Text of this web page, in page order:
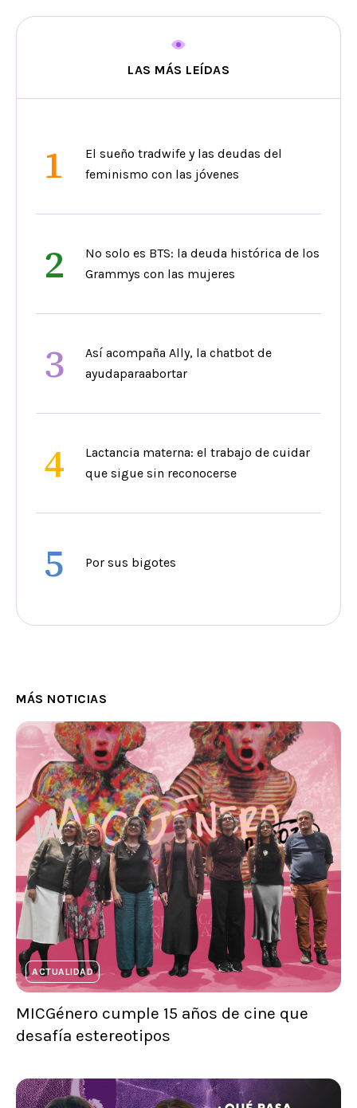
LAS MÁS LEÍDAS
1
El sueño tradwife y las deudas del
feminismo con las jóvenes
2
No solo es BTS: la deuda histórica de los
Grammys con las mujeres
3
Así acompaña Ally, la chatbot de
ayudaparaabortar
4
Lactancia materna: el trabajo de cuidar
que sigue sin reconocerse
5 Por sus bigotes
MÁS NOTICIAS
ACTUALIDAD
MICGénero cumple 15 años de cine que
desafía estereotipos